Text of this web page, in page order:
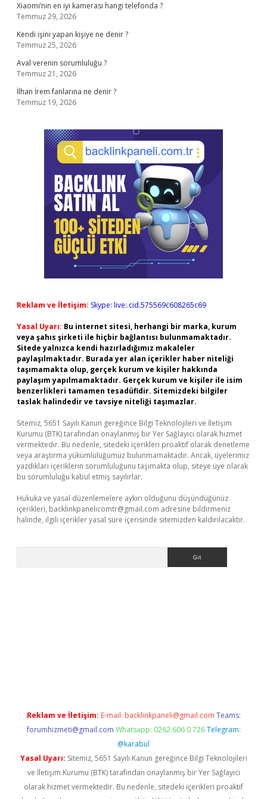
Xiaomi’nin en iyi kamerası hangi telefonda ?
Temmuz 29, 2026
Kendi işini yapan kişiye ne denir ?
Temmuz 25, 2026
Aval verenin sorumluluğu ?
Temmuz 21, 2026
İlhan İrem fanlarına ne denir ?
Temmuz 19, 2026
Reklam ve İletişim: Skype: live:.cid.575569c608265c69
Yasal Uyarı: Bu internet sitesi, herhangi bir marka, kurum
veya şahıs şirketi ile hiçbir bağlantısı bulunmamaktadır.
Sitede yalnızca kendi hazırladığımız makaleler
paylaşılmaktadır. Burada yer alan içerikler haber niteliği
taşımamakta olup, gerçek kurum ve kişiler hakkında
paylaşım yapılmamaktadır. Gerçek kurum ve kişiler ile isim
benzerlikleri tamamen tesadüfidir. Sitemizdeki bilgiler
taslak halindedir ve tavsiye niteliği taşımazlar.
Sitemiz, 5651 Sayılı Kanun gereğince Bilgi Teknolojileri ve İletişim
Kurumu (BTK) tarafından onaylanmış bir Yer Sağlayıcı olarak hizmet
vermektedir. Bu nedenle, sitedeki içerikleri proaktif olarak denetleme
veya araştırma yükümlülüğümüz bulunmamaktadır. Ancak, üyelerimiz
yazdıkları içeriklerin sorumluluğunu taşımakta olup, siteye üye olarak
bu sorumluluğu kabul etmiş sayılırlar.
Hukuka ve yasal düzenlemelere aykırı olduğunu düşündüğünüz
içerikleri, backlinkpanelicomtr@gmail.com adresine bildirmeniz
halinde, ilgili içerikler yasal süre içerisinde sitemizden kaldırılacaktır.
Reklam ve İletişim: E-mail: backlinkpaneli@gmail.com Teams:
forumhizmeti@gmail.com Whatsapp: 0262 606 0 726 Telegram:
@karabul
Yasal Uyarı: Sitemiz, 5651 Sayılı Kanun gereğince Bilgi Teknolojileri
ve İletişim Kurumu (BTK) tarafından onaylanmış bir Yer Sağlayıcı
olarak hizmet vermektedir. Bu nedenle, sitedeki içerikleri proaktif